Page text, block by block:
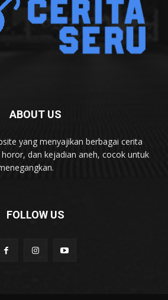
ABOUT US
yang menyajikan berbagai cerita
dan kejadian aneh, cocok untuk
FOLLOW US